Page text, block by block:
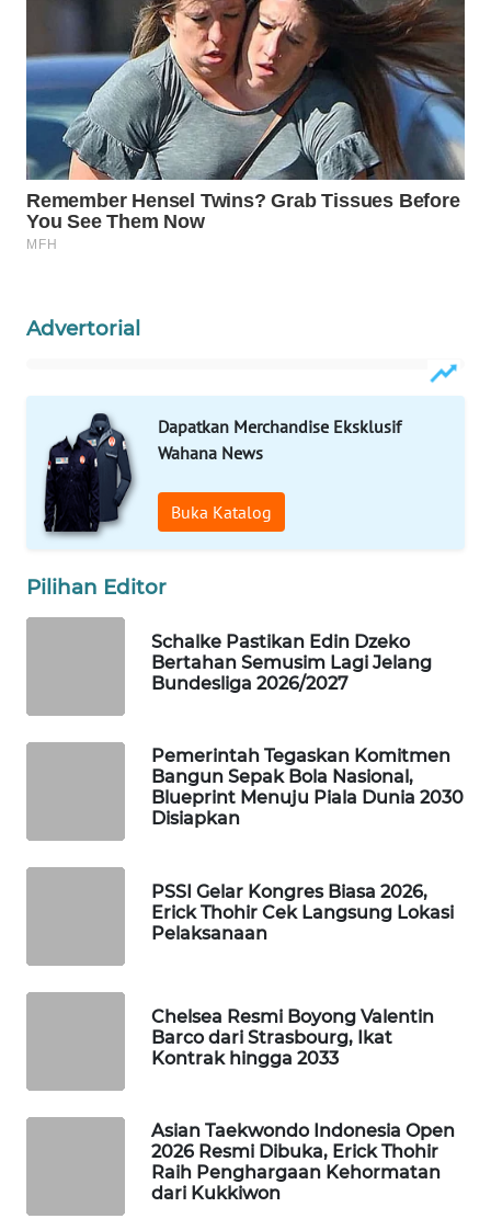
Advertorial
Dapatkan Merchandise Eksklusif
Wahana News
Buka Katalog
Pilihan Editor
Schalke Pastikan Edin Dzeko
Bertahan Semusim Lagi Jelang
Bundesliga 2026/2027
Pemerintah Tegaskan Komitmen
Bangun Sepak Bola Nasional,
Blueprint Menuju Piala Dunia 2030
Disiapkan
PSSI Gelar Kongres Biasa 2026,
Erick Thohir Cek Langsung Lokasi
Pelaksanaan
Chelsea Resmi Boyong Valentin
Barco dari Strasbourg, Ikat
Kontrak hingga 2033
Asian Taekwondo Indonesia Open
2026 Resmi Dibuka, Erick Thohir
Raih Penghargaan Kehormatan
dari Kukkiwon
ADVOKAT
WAHANA
INFRASTRUKTUR
WAHANA
KONSUMEN
WAHANA
TV
WAHANANEWS
ID
WAHANA
UMKM
WAHANA
OTOMOTIF